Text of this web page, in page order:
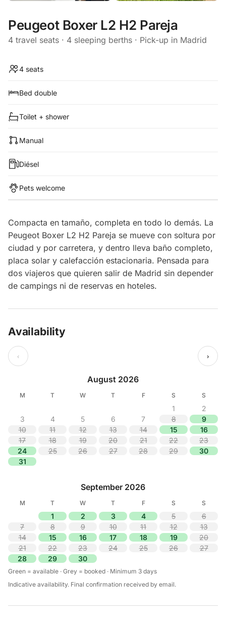
Peugeot Boxer L2 H2 Pareja
4 travel seats · 4 sleeping berths · Pick-up in Madrid
4 seats
Bed double
Toilet + shower
Manual
Diésel
Pets welcome
Compacta en tamaño, completa en todo lo demás. La
Peugeot Boxer L2 H2 Pareja se mueve con soltura por
ciudad y por carretera, y dentro lleva baño completo,
placa solar y calefacción estacionaria. Pensada para
dos viajeros que quieren salir de Madrid sin depender
de campings ni de reservas en hoteles.
Availability
‹ ›
August 2026
M T W T F S S
1
2
3
4 5 6 7 8
9
10
11 12 13 14 15
16
17
18 19 20 21 22
23
24
25 26 27 28 29
30
31
September 2026
M T W T F S S
1 2 3 4 5
6
7
8 9 10 11 12
13
14
15 16 17 18 19
20
21
22 23 24 25 26
27
28
29 30
Green = available · Grey = booked · Minimum 3 days
Indicative availability. Final confirmation received by email.